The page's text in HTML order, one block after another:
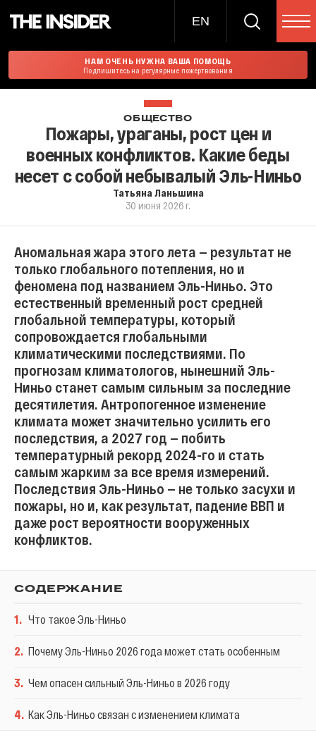
EN
НАМ ОЧЕНЬ НУЖНА ВАША ПОМОЩЬ
Подпишитесь на регулярные пожертвования
ОБЩЕСТВО
Пожары, ураганы, рост цен и
военных конфликтов. Какие беды
несет с собой небывалый Эль-Ниньо
Татьяна Ланьшина
30 июня 2026 г.
Аномальная жара этого лета — результат не
только глобального потепления, но и
феномена под названием Эль-Ниньо. Это
естественный временный рост средней
глобальной температуры, который
сопровождается глобальными
климатическими последствиями. По
прогнозам климатологов, нынешний Эль-
Ниньо станет самым сильным за последние
десятилетия. Антропогенное изменение
климата может значительно усилить его
последствия, а 2027 год — побить
температурный рекорд 2024-го и стать
самым жарким за все время измерений.
Последствия Эль-Ниньо — не только засухи и
пожары, но и, как результат, падение ВВП и
даже рост вероятности вооруженных
конфликтов.
СОДЕРЖАНИЕ
1. Что такое Эль-Ниньо
2. Почему Эль-Ниньо 2026 года может стать особенным
3. Чем опасен сильный Эль-Ниньо в 2026 году
4. Как Эль-Ниньо связан с изменением климата